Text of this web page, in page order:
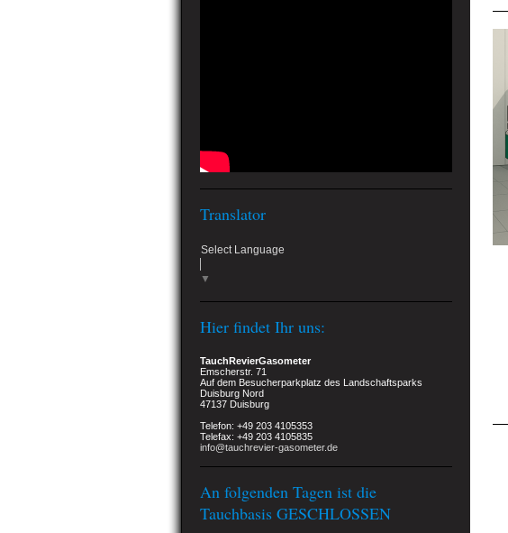
Translator
Select Language
▼
Hier findet Ihr uns:
TauchRevierGasometer
Emscherstr. 71
Auf dem Besucherparkplatz des Landschaftsparks
Duisburg Nord
47137 Duisburg
Telefon: +49 203 4105353
Telefax: +49 203 4105835
info@tauchrevier-gasometer.de
An folgenden Tagen ist die
Tauchbasis GESCHLOSSEN